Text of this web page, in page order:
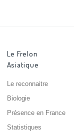
Le Frelon
Asiatique
Le reconnaitre
Biologie
Présence en France
Statistiques